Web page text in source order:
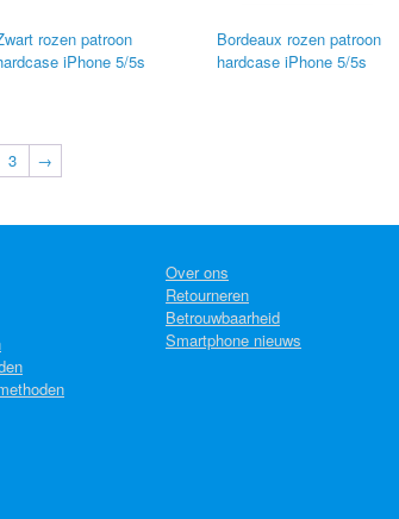
rozen patroon
iPhone 5/5s
Bordeaux rozen patroon
hardcase iPhone 5/5s
3 →
Over ons
Retourneren
Betrouwbaarheid
Smartphone nieuws